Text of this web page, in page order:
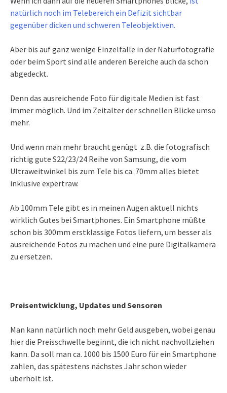
natürlich noch im Telebereich ein Defizit sichtbar
gegenüber dicken und schweren Teleobjektiven.
Aber bis auf ganz wenige Einzelfälle in der Naturfotografie
oder beim Sport sind alle anderen Bereiche auch da schon
abgedeckt.
Denn das ausreichende Foto für digitale Medien ist fast
immer möglich. Und im Zeitalter der schnellen Blicke umso
mehr.
Und wenn man mehr braucht genügt z.B. die fotografisch
richtig gute S22/23/24 Reihe von Samsung, die vom
Ultraweitwinkel bis zum Tele bis ca. 70mm alles bietet
inklusive expertraw.
Ab 100mm Tele gibt es in meinen Augen aktuell nichts
wirklich Gutes bei Smartphones. Ein Smartphone müßte
schon bis 300mm erstklassige Fotos liefern, um besser als
ausreichende Fotos zu machen und eine pure Digitalkamera
zu ersetzen.
Preisentwicklung, Updates und Sensoren
Man kann natürlich noch mehr Geld ausgeben, wobei genau
hier die Preisschwelle beginnt, die ich nicht nachvollziehen
kann. Da soll man ca. 1000 bis 1500 Euro für ein Smartphone
zahlen, das spätestens nächstes Jahr schon wieder
überholt ist.